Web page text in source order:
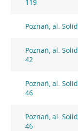
119
Poznań, al.
Poznań, al.
42
Poznań, al.
46
Poznań, al.
46